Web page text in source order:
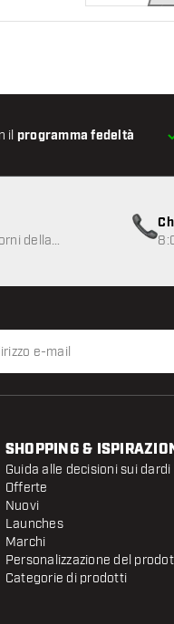
il programma fedeltà
non disponibile
della
SHOPPING &
Guida alle decisioni sui dardi
Offerte
Nuovi
Launches
Marchi
Personalizzazione del
Categorie di prodotti